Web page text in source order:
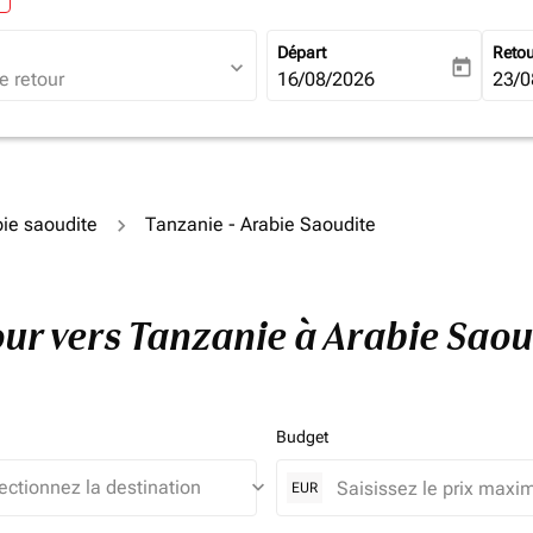
expand_more
Départ
fc-booking-departure-date-
16/08/2026 today fc-
23/
saoudite Tanzanie - Arabie Saoudite
vers Tanzanie à Arabie
keyboard_arrow_down
Budget
EUR